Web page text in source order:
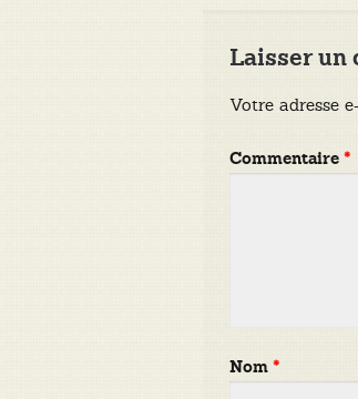
Laisser un
Votre adresse
Commentaire*
Nom*